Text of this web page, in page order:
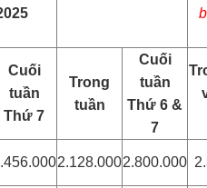
Cuối
tuần
Thứ 7
Trong
tuần
Cuối
tuần
Thứ 6 &
7
2.128.0002.800.000